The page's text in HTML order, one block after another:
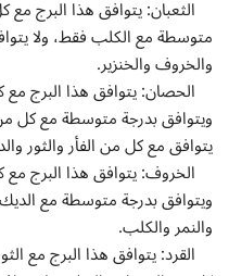
الثعبان: يتوافق هذا البرج
متوسطة مع الكلب فقط، ولا
والخروف والخنزير.
الحصان: يتوافق هذا البرج
ويتوافق بدرجة متوسطة مع كل من
يتوافق مع كل من الفأر والثور
الخروف: يتوافق هذا البرج
ويتوافق بدرجة متوسطة مع
والنمر والكلب.
القرد: يتوافق هذا البرج مع